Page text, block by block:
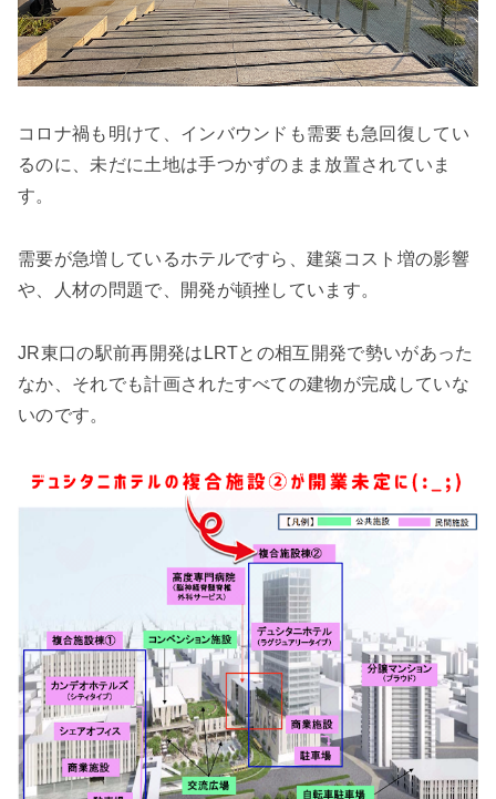
コロナ禍も明けて、インバウンドも需要も急回復してい
るのに、未だに土地は手つかずのまま放置されていま
す。
需要が急増しているホテルですら、建築コスト増の影響
や、人材の問題で、開発が頓挫しています。
JR東口の駅前再開発はLRTとの相互開発で勢いがあった
なか、それでも計画されたすべての建物が完成していな
いのです。